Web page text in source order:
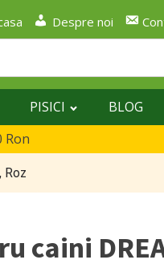
Despre noi
PISICI
BLOG
Ron
Roz
caini